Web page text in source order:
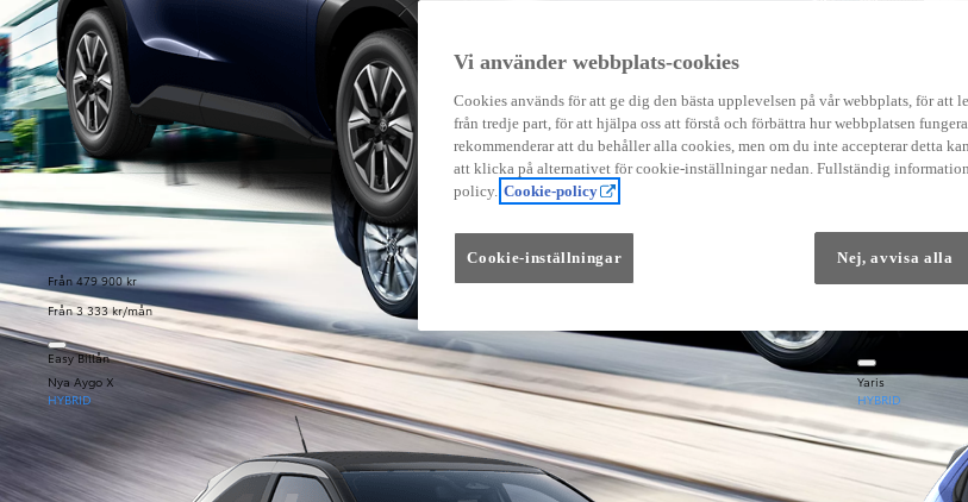
Från 479 900 kr
Från 3 333 kr/mån
Easy Billån
Från 3 958 kr/mån
Nya Aygo X
HYBRID
Yaris
HYBRID
Vi använder webbplats-cookies
Cookies används för att ge dig den bästa upplevelsen på vår webbplats, för att
från tredje part, för att hjälpa oss att förstå och förbättra hur webbplatsen
rekommenderar att du behåller alla cookies, men om du inte accepterar detta
att klicka på alternativet för cookie-inställningar nedan. Fullständig
policy. Cookie-policy
Cookie-inställningar Nej, avvisa alla